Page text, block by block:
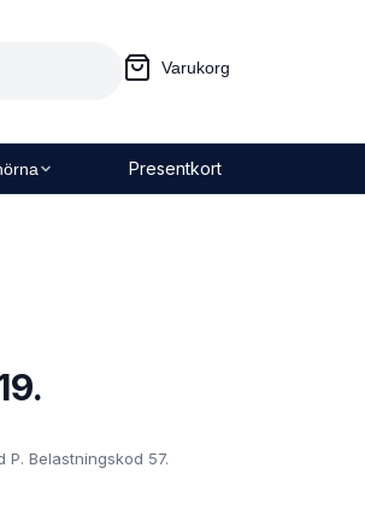
Varukorg
Presentkort
Belastningskod 57.